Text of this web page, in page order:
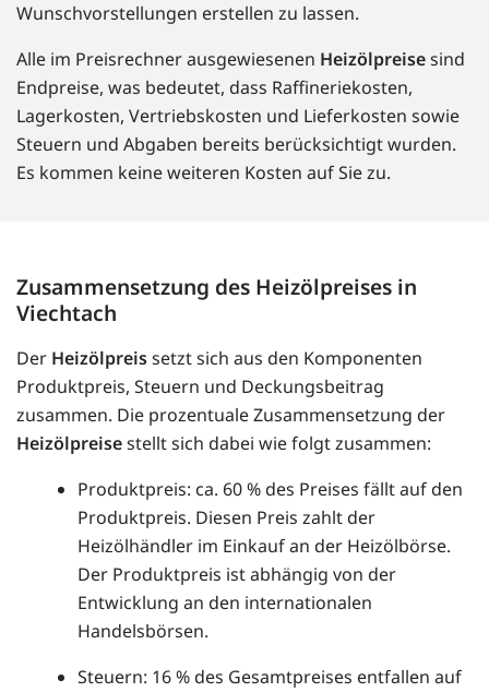
Wunschvorstellungen erstellen zu lassen.
Alle im Preisrechner ausgewiesenen Heizölpreisesind
Endpreise, was bedeutet, dass Raffineriekosten,
Lagerkosten, Vertriebskosten und Lieferkosten sowie
Steuern und Abgaben bereits berücksichtigt wurden.
Es kommen keine weiteren Kosten auf Sie zu.
Zusammensetzung des Heizölpreises in
Viechtach
Der Heizölpreissetzt sich aus den Komponenten
Produktpreis, Steuern und Deckungsbeitrag
zusammen. Die prozentuale Zusammensetzung der
Heizölpreisestellt sich dabei wie folgt zusammen:
Produktpreis: ca. 60 % des Preises fällt auf den
Produktpreis. Diesen Preis zahlt der
Heizölhändler im Einkauf an der Heizölbörse.
Der Produktpreis ist abhängig von der
Entwicklung an den internationalen
Handelsbörsen.
Steuern: 16 % des Gesamtpreises entfallen auf